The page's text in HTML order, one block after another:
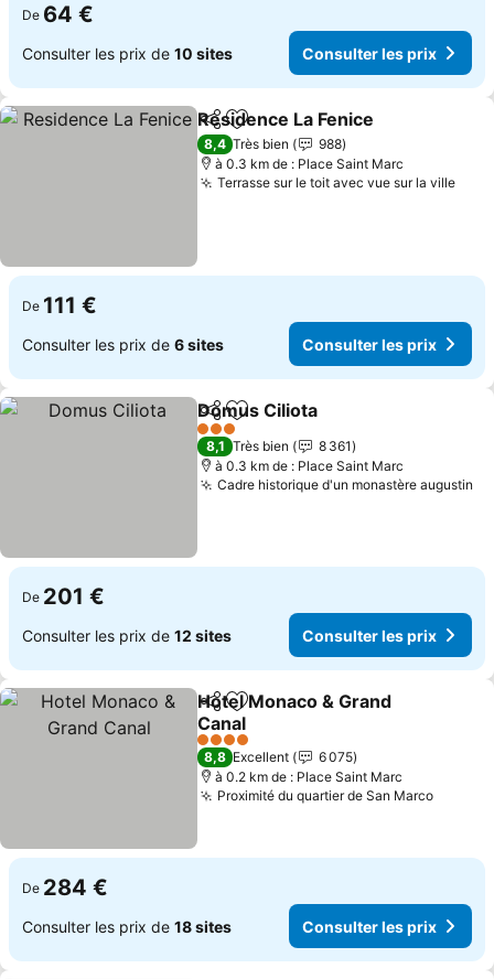
De 64 €
Consulter les prix de 10 sites Consulter les prix
PartagerAjouter à mes favoris
Residence La Fenice
8,4 Très bien
988
à 0.3 km de : Place Saint Marc
Terrasse sur le toit avec vue sur la ville
De 111 €
Consulter les prix de 6 sites Consulter les prix
PartagerAjouter à mes favoris
Domus Ciliota
3 Étoiles
8,1 Très bien
8 361
à 0.3 km de : Place Saint Marc
Cadre historique d'un monastère augustin
De 201 €
Consulter les prix de 12 sites Consulter les prix
PartagerAjouter à mes favoris
Hotel Monaco & Grand
Canal
Consulter les prix
4 Étoiles
8,8 Excellent
6 075
à 0.2 km de : Place Saint Marc
Proximité du quartier de San Marco
De 284 €
Consulter les prix de 18 sites Consulter les prix